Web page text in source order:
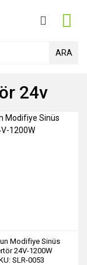
ARA
24v
Modifiye Sinüs
24V-1200W
SLR-0053